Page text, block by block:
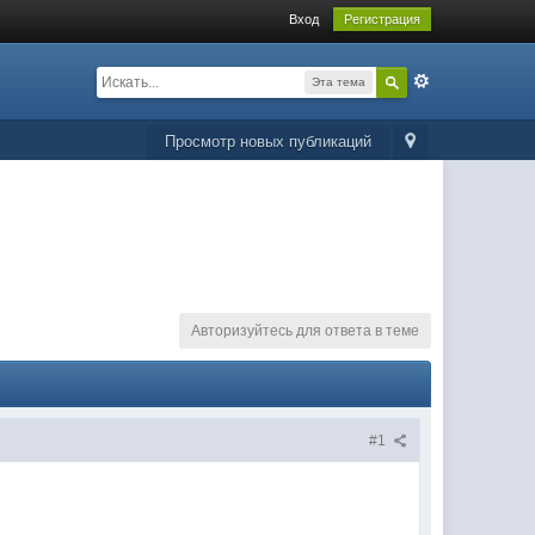
Вход Регистрация
Эта тема
Просмотр новых публикаций
Авторизуйтесь для ответа в теме
#1